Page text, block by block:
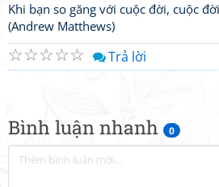
Bình luận nhanh 0
Khi bạn so găng với cuộc đời, cuộc
(Andrew Matthews)
☆
☆
☆
☆
☆ Trả lời